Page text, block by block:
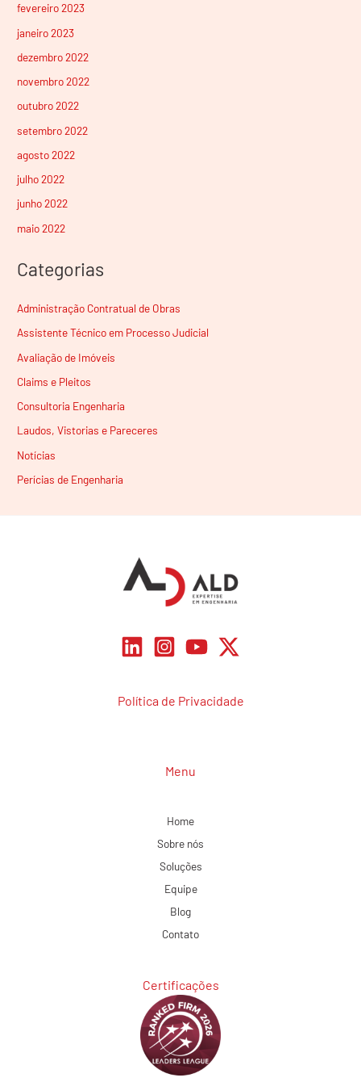
fevereiro 2023
janeiro 2023
dezembro 2022
novembro 2022
outubro 2022
setembro 2022
agosto 2022
julho 2022
junho 2022
maio 2022
Categorias
Administração Contratual de Obras
Assistente Técnico em Processo Judicial
Avaliação de Imóveis
Claims e Pleitos
Consultoria Engenharia
Laudos, Vistorias e Pareceres
Notícias
Perícias de Engenharia
Política de Privacidade
Menu
Home
Sobre nós
Soluções
Equipe
Blog
Contato
Certificações